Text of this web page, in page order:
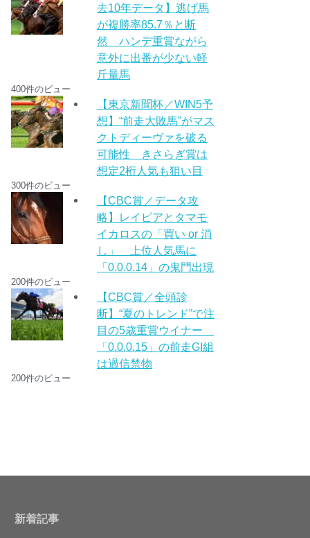
去10年データ】逃げ馬
が複勝率85.7％と断
然 ハンデ重賞ながら
意外に出番が少ない軽
斤量馬
400件のビュー
【東京新聞杯／WIN5予
想】“前走大敗馬”がマス
クトディーヴァを破る
可能性 きさらぎ賞は
想定2桁人気も狙い目
300件のビュー
【CBC賞／データ攻
略】レイピアとタマモ
イカロスの「買い or 消
し」 上位人気馬に
「0.0.0.14」の鬼門出現
200件のビュー
【CBC賞／全頭診
断】“夏のトレンド”で注
目の5歳重賞ウイナー
「0.0.0.15」の前走GI組
は過信禁物
200件のビュー
新着記事